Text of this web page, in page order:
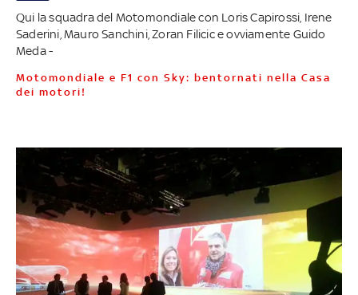
Qui la squadra del Motomondiale con Loris Capirossi, Irene
Saderini, Mauro Sanchini, Zoran Filicic e ovviamente Guido
Meda -
Motomondiale e F1 con Sky: bentornati nella Casa
dei motori!